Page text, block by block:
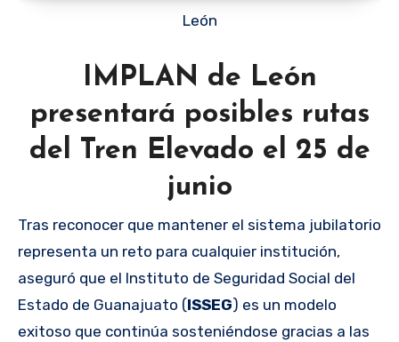
León
IMPLAN de León
presentará posibles rutas
del Tren Elevado el 25 de
junio
Tras reconocer que mantener el sistema jubilatorio
representa un reto para cualquier institución,
aseguró que el Instituto de Seguridad Social del
Estado de Guanajuato (ISSEG) es un modelo
exitoso que continúa sosteniéndose gracias a las